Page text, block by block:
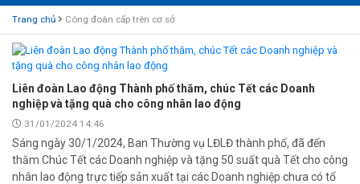
Trang chủ Công đoàn cấp trên cơ sở
Liên đoàn Lao động Thành phố thăm, chúc Tết các Doanh
nghiệp và tặng quà cho công nhân lao động
31/01/2024 14:46
Sáng ngày 30/1/2024, Ban Thường vụ LĐLĐ thành phố, đã đến
thăm Chúc Tết các Doanh nghiệp và tặng 50 suất quà Tết cho công
nhân lao động trực tiếp sản xuất tại các Doanh nghiệp chưa có tổ